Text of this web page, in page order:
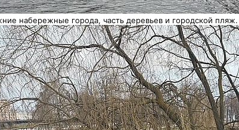
набережные города, часть деревьев и городской пляж.